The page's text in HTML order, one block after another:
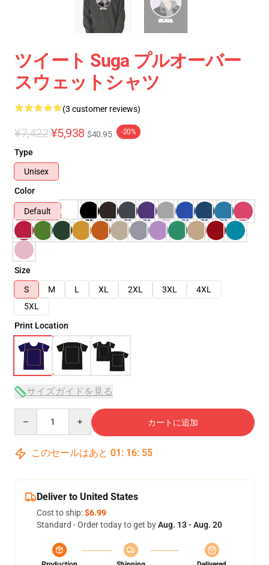
ツイート Suga プルオーバー
スウェットシャツ
(3 customer reviews)
¥7,422 ¥5,938 $40.95 -20%
Type
Unisex
Color
Default
Size
S
M L XL 2XL 3XL
4XL
5XL
Print Location
サイズガイドを見る
カートに追加
このセールはあと 01 : 16: 54
Deliver to United States
Cost to ship:$6.99
Standard - Order today to get byAug. 13 - Aug. 20